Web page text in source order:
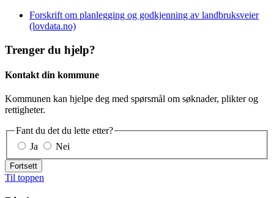
Forskrift om planlegging og godkjenning av landbruksveier
(lovdata.no)
Trenger du hjelp?
Kontakt din kommune
Kommunen kan hjelpe deg med spørsmål om søknader, plikter og
rettigheter.
Fant du det du lette etter?
Ja
Nei
Fortsett
Til toppen